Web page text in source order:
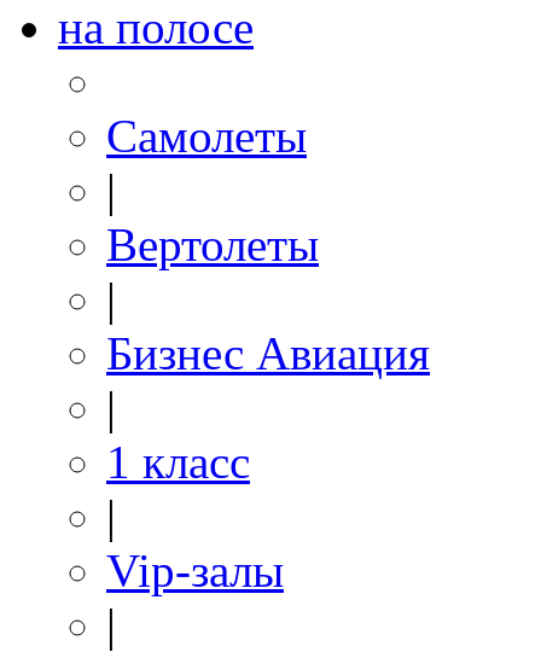
на полосе
Самолеты
|
Вертолеты
|
Бизнес Авиация
|
1 класс
|
Vip-залы
|